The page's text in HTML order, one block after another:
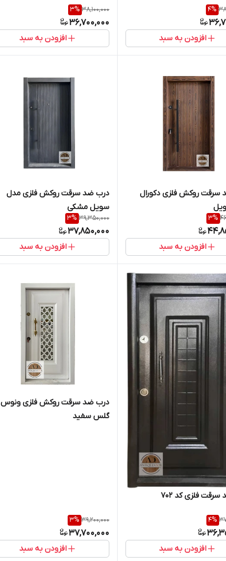
4%
افزودن به سبد
38,100,000
3%
36,700,000
افزودن به سبد
سرقت روکش فلزی دکورال
3%
افزودن به سبد
درب ضد سرقت روکش فلزی مدل
سویل مشکی
39,350,000
3%
37,850,000
افزودن به سبد
فلزی کد 702
4%
افزودن به سبد
درب ضد سرقت روکش فلزی ونوس
گلس سفید
39,200,000
3%
37,700,000
افزودن به سبد